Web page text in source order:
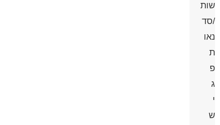
שות
/סד
נאו
ת
פ
ג
י
ש